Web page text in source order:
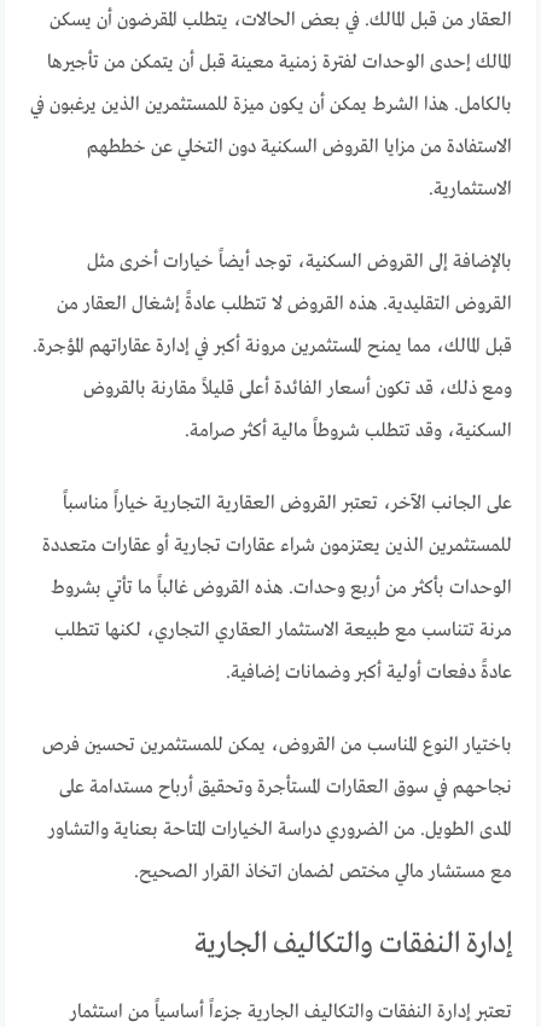
العقار من قبل المالك. في بعض الحالات، يتطلب المقرضون أن يسكن
المالك إحدى الوحدات لفترة زمنية معينة قبل أن يتمكن من تأجيرها
بالكامل. هذا الشرط يمكن أن يكون ميزة للمستثمرين الذين يرغبون في
الاستفادة من مزايا القروض السكنية دون التخلي عن خططهم
الاستثمارية.
بالإضافة إلى القروض السكنية، توجد أيضاً خيارات أخرى مثل
القروض التقليدية. هذه القروض لا تتطلب عادةً إشغال العقار من
قبل المالك، مما يمنح المستثمرين مرونة أكبر في إدارة عقاراتهم المؤجرة.
ومع ذلك، قد تكون أسعار الفائدة أعلى قليلاً مقارنة بالقروض
السكنية، وقد تتطلب شروطاً مالية أكثر صرامة.
على الجانب الآخر، تعتبر القروض العقارية التجارية خياراً مناسباً
للمستثمرين الذين يعتزمون شراء عقارات تجارية أو عقارات متعددة
الوحدات بأكثر من أربع وحدات. هذه القروض غالباً ما تأتي بشروط
مرنة تتناسب مع طبيعة الاستثمار العقاري التجاري، لكنها تتطلب
عادةً دفعات أولية أكبر وضمانات إضافية.
باختيار النوع المناسب من القروض، يمكن للمستثمرين تحسين فرص
نجاحهم في سوق العقارات المستأجرة وتحقيق أرباح مستدامة على
المدى الطويل. من الضروري دراسة الخيارات المتاحة بعناية والتشاور
مع مستشار مالي مختص لضمان اتخاذ القرار الصحيح.
إدارة النفقات والتكاليف الجارية
تعتبر إدارة النفقات والتكاليف الجارية جزءاً أساسياً من استثمار